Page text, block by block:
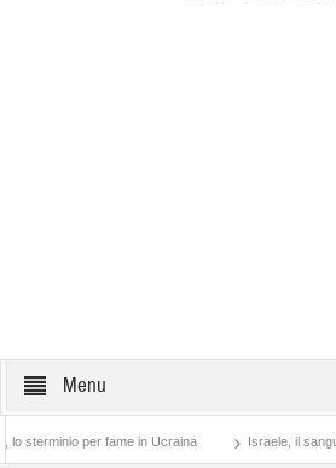
Menu
per fame in Ucraina Israele, il sangue degli altri